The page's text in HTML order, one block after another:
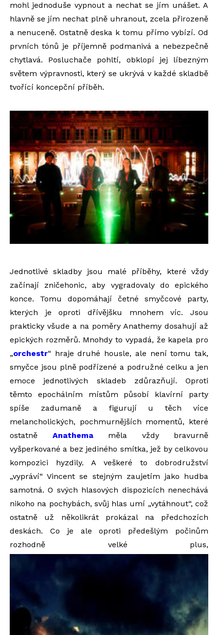
mohl jednoduše vypnout a nechat se jím unášet. A
hlavně se jím nechat plně uhranout, zcela přirozeně
a nenuceně. Ostatně deska k tomu přímo vybízí. Od
prvních tónů je příjemně podmanivá a nebezpečně
chytlavá. Posluchače pohltí, obklopí jej líbezným
světem výpravnosti, který se ukrývá v každé skladbě
tvořící koncepční příběh.
Jednotlivé skladby jsou malé příběhy, které vždy
začínají zničehonic, aby vygradovaly do epického
konce. Tomu dopomáhají četné smyčcové party,
kterých je oproti dřívějšku mnohem víc. Jsou
prakticky všude a na poměry Anathemy dosahují až
epických rozměrů. Mnohdy to vypadá, že kapela pro
„orchestr“ hraje druhé housle, ale není tomu tak,
smyčce jsou plně podřízené a podružné celku a jen
emoce jednotlivých skladeb zdůrazňují. Oproti
těmto epochálním místům působí klavírní party
spíše zadumaně a figurují u těch více
melancholických, pochmurnějších momentů, které
ostatně Anathemaměla vždy bravurně
vyšperkované a bez jediného smítka, jež by celkovou
kompozici hyzdily. A veškeré to dobrodružství
„vypráví“ Vincent se stejným zaujetím jako hudba
samotná. O svých hlasových dispozicích nenechává
nikoho na pochybách, svůj hlas umí „vytáhnout“, což
ostatně už několikrát prokázal na předchozích
deskách. Co je ale oproti předešlým počinům
rozhodně velké plus,